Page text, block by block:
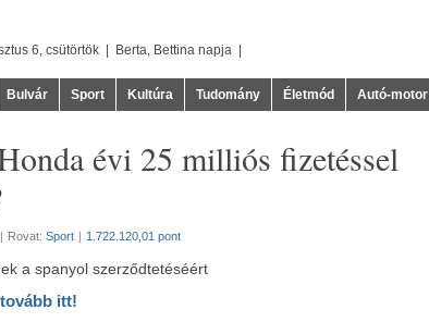
6, csütörtök | Berta, Bettina napja |
Bulvár Sport Kultúra Tudomány Életmód Autó-motor
évi 25 milliós fizetéssel
| Rovat: Sport | 1.722.120,01 pont
a spanyol szerződtetéséért
itt!